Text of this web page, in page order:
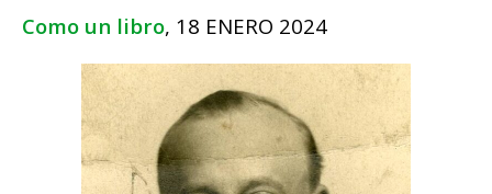
Como un libro, 18 ENERO 2024